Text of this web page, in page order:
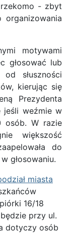
- zbyt
organizowania
motywami
głosować lub
słuszności
kierując się
Prezydenta
jeśli weźmie w
osób. W razie
większość
do
głosowaniu.
miasta
16/18
przy ul.
dotyczy osób